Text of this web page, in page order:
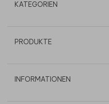
KATEGORIEN
PRODUKTE
INFORMATIONEN